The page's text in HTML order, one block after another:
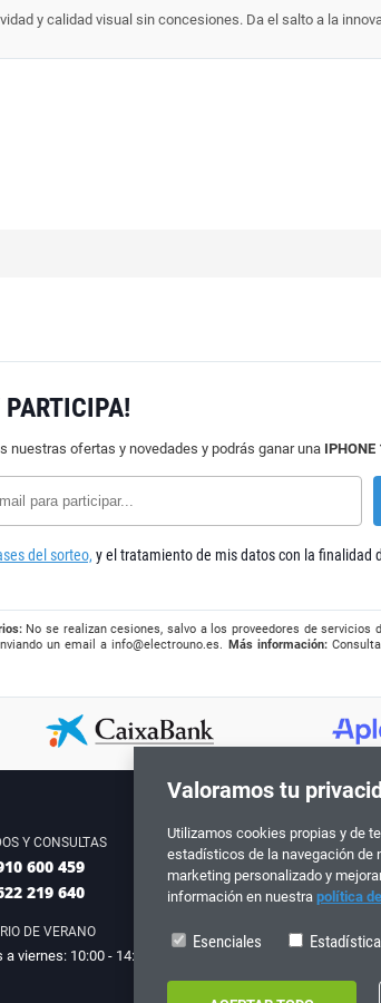
y calidad visual sin concesiones. Da el salto a la
PARTICIPA!
nuestras ofertas y novedades y podrás ganar una IPHONE
del sorteo, y el tratamiento de mis datos con la finalidad
No se realizan cesiones, salvo a los proveedores de servicios
un email ainfo@electrouno.es. Más información:
Y CONSULTAS
600 459
219 640
DE VERANO
a viernes: 10:00 - 14:00
Valoramos tu
Utilizamos cookies propias y de
estadísticos de la navegación de
marketing personalizado y
información en nuestra política
Esenciales